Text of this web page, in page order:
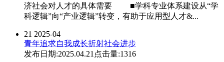
济社会对人才的具体需要 ■学科专业体系建设从“学
科逻辑”向“产业逻辑”转变，有助于应用型人才&...
21 2025-04
青年追求自我成长折射社会进步
发布日期:2025.04.21 点击量:1316